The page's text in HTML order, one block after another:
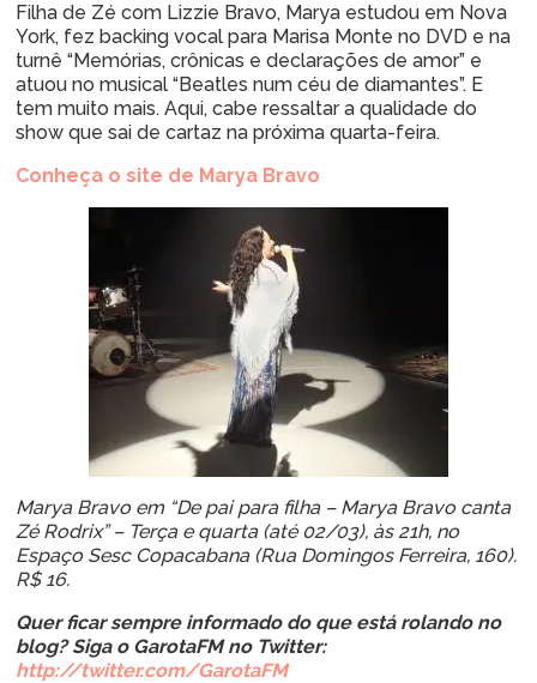
Filha de Zé com Lizzie Bravo, Marya estudou em Nova
York, fez backing vocal para Marisa Monte no DVD e na
turnê “Memórias, crônicas e declarações de amor” e
atuou no musical “Beatles num céu de diamantes”. E
tem muito mais. Aqui, cabe ressaltar a qualidade do
show que sai de cartaz na próxima quarta-feira.
Conheça o site de Marya Bravo
Marya Bravo em “De pai para filha – Marya Bravo canta
Zé Rodrix” – Terça e quarta (até 02/03), às 21h, no
Espaço Sesc Copacabana (Rua Domingos Ferreira, 160).
R$ 16.
Quer ficar sempre informado do que está rolando no
blog? Siga o GarotaFM no Twitter:
http://twitter.com/GarotaFM